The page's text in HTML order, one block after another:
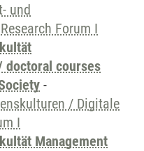
und
Research Forum I
doctoral courses
-
/ Digitale
I
Management